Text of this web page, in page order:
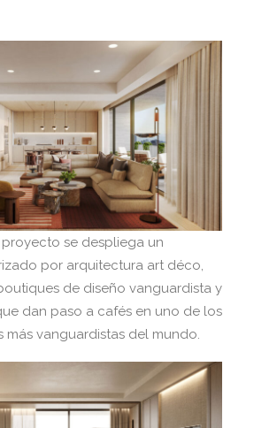
se despliega un
por arquitectura art déco,
de diseño vanguardista y
dan paso a cafés en uno de los
más vanguardistas del mundo.